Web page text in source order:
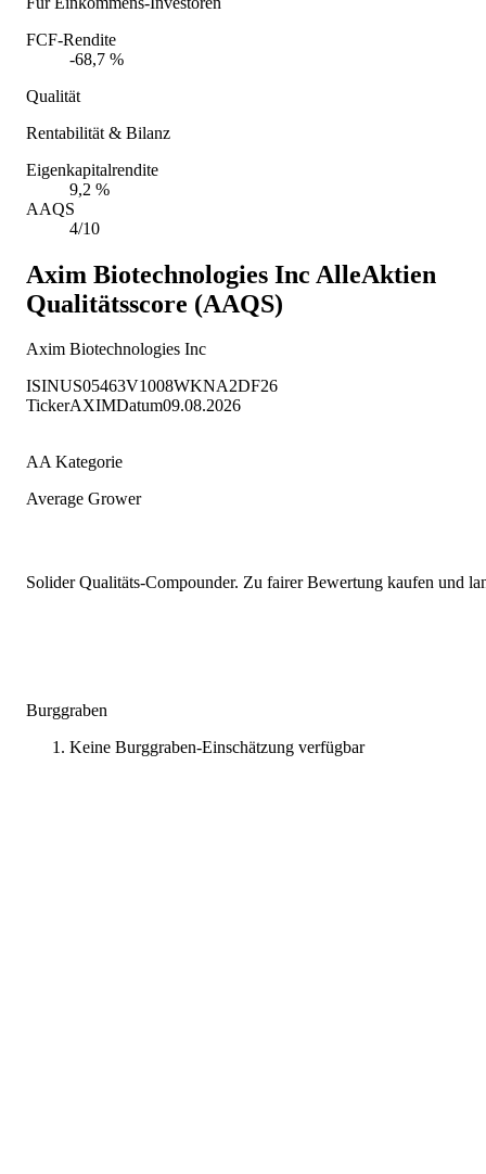
FCF-Rendite
-68,7 %
Qualität
Rentabilität & Bilanz
Eigenkapitalrendite
9,2 %
AAQS
4/10
Axim Biotechnologies Inc AlleAktien
Qualitätsscore (AAQS)
Axim Biotechnologies Inc
ISINUS05463V1008WKNA2DF26
TickerAXIMDatum09.08.2026
AA Kategorie
Average Grower
Solider Qualitäts-Compounder. Zu fairer Bewertung kaufen und
Burggraben
Keine Burggraben-Einschätzung verfügbar